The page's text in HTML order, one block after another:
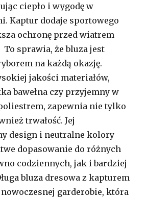
ciepło i wygodę w
Kaptur dodaje sportowego
ochronę przed wiatrem
To sprawia, że bluza jest
na każdą okazję.
jakości materiałów,
bawełna czy przyjemny w
zapewnia nie tylko
trwałość. Jej
design i neutralne kolory
dopasowanie do różnych
codziennych, jak i bardziej
bluza dresowa z kapturem
garderobie, która